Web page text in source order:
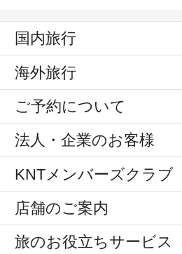
国内旅行
海外旅行
ご予約について
法人・企業のお客様
KNTメンバーズクラブ
店舗のご案内
旅のお役立ちサービス